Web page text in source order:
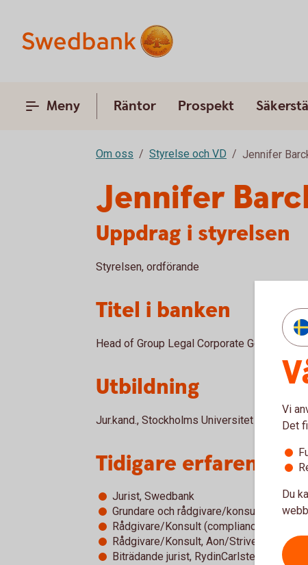
Meny Räntor Prospekt
Om oss Styrelse och VD Jennifer
Jennifer
Uppdrag i styrelsen
Styrelsen, ordförande
Titel i banken
Head of Group Legal Corporate Governance
Utbildning
Jur.kand., Stockholms Universitet
Tidigare
Jurist, Swedbank
Grundare och rådgivare/konsult
Rådgivare/Konsult (compliance), Intertrust
Rådgivare/Konsult, Aon/Strive
Biträdande jurist, RydinCarlsten
Vi
Det
Du